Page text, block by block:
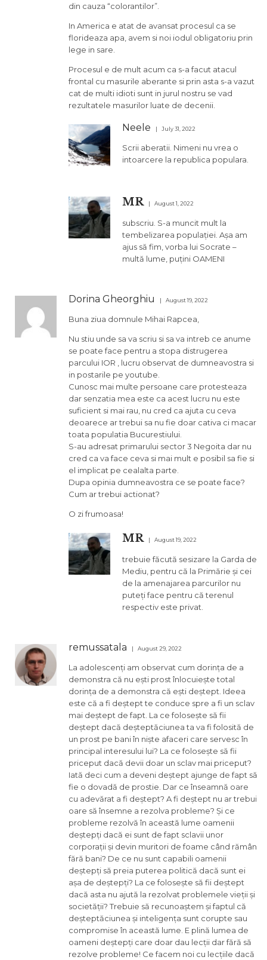
din cauza “colorantilor”.
In America e atat de avansat procesul ca se
florideaza apa, avem si noi iodul obligatoriu prin
lege in sare.
Procesul e de mult acum ca s-a facut atacul
frontal cu masurile aberante si prin asta s-a vazut
cat de multi idioti sunt in jurul nostru se vad
rezultatele masurilor luate de decenii.
Neele July 31, 2022
Scrii aberatii. Nimeni nu vrea o
intoarcere la republica populara.
MR August 1, 2022
subscriu. S-a muncit mult la
tembelizarea populației. Așa am
ajus să fim, vorba lui Socrate –
multă lume, puțini OAMENI
Dorina Gheorghiu August 19, 2022
Buna ziua domnule Mihai Rapcea,
Nu stiu unde sa va scriu si sa va intreb ce anume
se poate face pentru a stopa distrugerea
parcului IOR , lucru observat de dumneavostra si
in postarile pe youtube.
Cunosc mai multe persoane care protesteaza
dar senzatia mea este ca acest lucru nu este
suficient si mai rau, nu cred ca ajuta cu ceva
deoarece ar trebui sa nu fie doar cativa ci macar
toata populatia Bucurestiului.
S-au adresat primarului sector 3 Negoita dar nu
cred ca va face ceva si mai mult e posibil sa fie si
el implicat pe cealalta parte.
Dupa opinia dumneavostra ce se poate face?
Cum ar trebui actionat?
O zi frumoasa!
MR August 19, 2022
trebuie făcută sesizare la Garda de
Mediu, pentru că la Primărie și cei
de la amenajarea parcurilor nu
puteți face pentru că terenul
respectiv este privat.
remussatala August 29, 2022
La adolescenți am observat cum dorința de a
demonstra că nu ești prost înlocuiește total
dorința de a demonstra că ești deștept. Ideea
este că a fi deștept te conduce spre a fi un sclav
mai deștept de fapt. La ce folosește să fii
deștept dacă deșteptăciunea ta va fi folosită de
un prost pe bani în niște afaceri care servesc în
principal interesului lui? La ce folosește să fii
priceput dacă devii doar un sclav mai priceput?
Iată deci cum a deveni deștept ajunge de fapt să
fie o dovadă de prostie. Dar ce înseamnă oare
cu adevărat a fi deștept? A fi deștept nu ar trebui
oare să însemne a rezolva probleme? Și ce
probleme rezolvă în această lume oamenii
deștepți dacă ei sunt de fapt sclavii unor
corporații și devin muritori de foame când rămân
fără bani? De ce nu sunt capabili oamenii
deștepți să preia puterea politică dacă sunt ei
așa de deștepți? La ce folosește să fii deștept
dacă asta nu ajută la rezolvat problemele vieții și
societății? Trebuie să recunoaștem și faptul că
deșteptăciunea și inteligența sunt corupte sau
compromise în această lume. E plină lumea de
oameni deștepți care doar dau lecții dar fără să
rezolve probleme! Ce facem noi cu lecțiile dacă